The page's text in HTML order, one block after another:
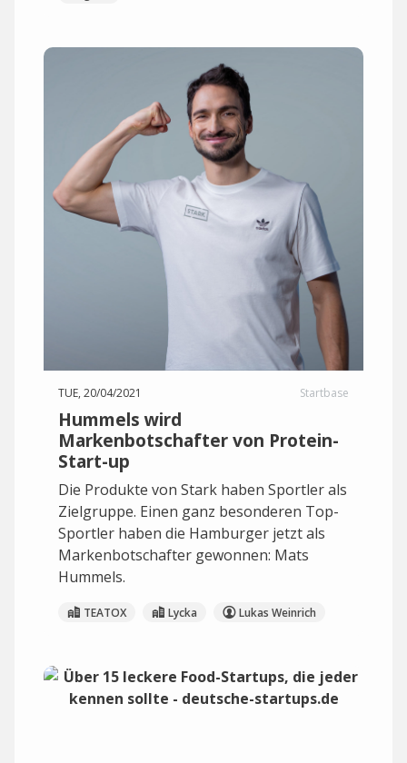
TUE, 20/04/2021 Startbase
Hummels wird
Markenbotschafter von Protein-
Start-up
Die Produkte von Stark haben Sportler als
Zielgruppe. Einen ganz besonderen Top-
Sportler haben die Hamburger jetzt als
Markenbotschafter gewonnen: Mats
Hummels.
TEATOX Lycka Lukas Weinrich